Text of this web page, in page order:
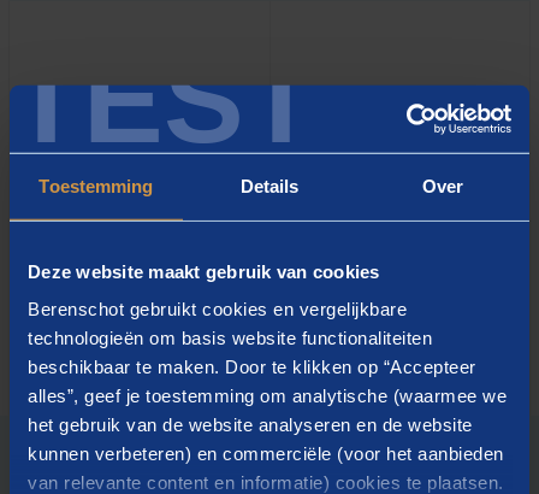
TEST
Toestemming Details Over
Deze website maakt gebruik van cookies
Berenschot gebruikt cookies en vergelijkbare
technologieën om basis website functionaliteiten
beschikbaar te maken. Door te klikken op “Accepteer
alles”, geef je toestemming om analytische (waarmee we
het gebruik van de website analyseren en de website
kunnen verbeteren) en commerciële (voor het aanbieden
van relevante content en informatie) cookies te plaatsen.
WAT WE BIEDEN